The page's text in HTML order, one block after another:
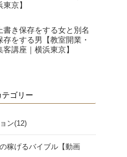
東京】
上書き保存をする女と別名
存をする男【教室開業・
客講座｜横浜東京】
テゴリー
ン 12
稼げるバイブル【動画